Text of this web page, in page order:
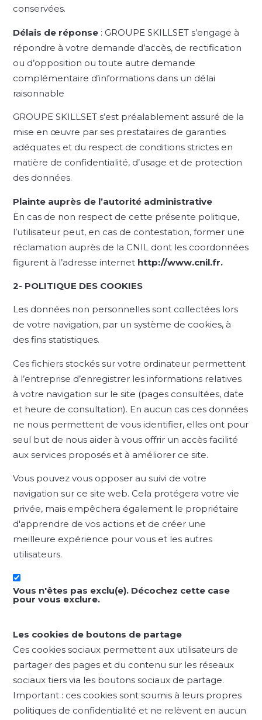
conservées.
Délais de réponse : GROUPE SKILLSET s’engage à
répondre à votre demande d’accès, de rectification
ou d’opposition ou toute autre demande
complémentaire d’informations dans un délai
raisonnable
GROUPE SKILLSET s’est préalablement assuré de la
mise en œuvre par ses prestataires de garanties
adéquates et du respect de conditions strictes en
matière de confidentialité, d’usage et de protection
des données.
Plainte auprès de l’autorité administrative
En cas de non respect de cette présente politique,
l’utilisateur peut, en cas de contestation, former une
réclamation auprès de la CNIL dont les coordonnées
figurent à l’adresse internet http://www.cnil.fr.
2- POLITIQUE DES COOKIES
Les données non personnelles sont collectées lors
de votre navigation, par un système de cookies, à
des fins statistiques.
Ces fichiers stockés sur votre ordinateur permettent
à l’entreprise d’enregistrer les informations relatives
à votre navigation sur le site (pages consultées, date
et heure de consultation). En aucun cas ces données
ne nous permettent de vous identifier, elles ont pour
seul but de nous aider à vous offrir un accès facilité
aux services proposés et à améliorer ce site.
Vous pouvez vous opposer au suivi de votre
navigation sur ce site web. Cela protégera votre vie
privée, mais empêchera également le propriétaire
d'apprendre de vos actions et de créer une
meilleure expérience pour vous et les autres
utilisateurs.
Vous n'êtes pas exclu(e). Décochez cette case
pour vous exclure.
Les cookies de boutons de partage
Ces cookies sociaux permettent aux utilisateurs de
partager des pages et du contenu sur les réseaux
sociaux tiers via les boutons sociaux de partage.
Important : ces cookies sont soumis à leurs propres
politiques de confidentialité et ne relèvent en aucun